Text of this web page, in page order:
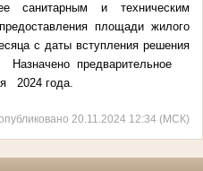
санитарным и техническим
площади жилого
с даты вступления решения
предварительное
2024 года.
20.11.2024 12:34 (МСК)